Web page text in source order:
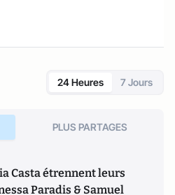
24 Heures 7 Jours
PLUS PARTAGES
Casta étrennent leurs
Paradis & Samuel